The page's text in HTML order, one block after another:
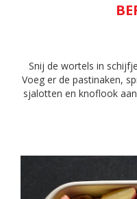
Snij de wortels in
Voeg er de pastinaken,
sjalotten en knoflook